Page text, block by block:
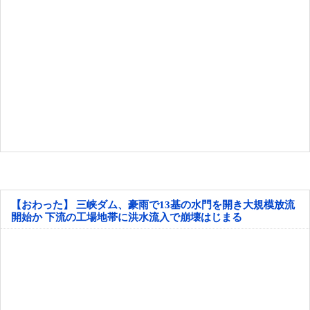
【おわった】 三峡ダム、豪雨で13基の水門を開き大規模放流
開始か 下流の工場地帯に洪水流入で崩壊はじまる